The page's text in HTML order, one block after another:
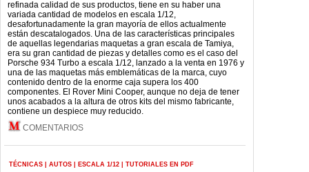
refinada calidad de sus productos, tiene en su haber una
variada cantidad de modelos en escala 1/12,
desafortunadamente la gran mayoría de ellos actualmente
están descatalogados. Una de las características principales
de aquellas legendarias maquetas a gran escala de Tamiya,
era su gran cantidad de piezas y detalles como es el caso del
Porsche 934 Turbo a escala 1/12, lanzado a la venta en 1976 y
una de las maquetas más emblemáticas de la marca, cuyo
contenido dentro de la enorme caja supera los 400
componentes. El Rover Mini Cooper, aunque no deja de tener
unos acabados a la altura de otros kits del mismo fabricante,
contiene un despiece muy reducido.
COMENTARIOS
TÉCNICAS AUTOS ESCALA 1/12 TUTORIALES EN PDF